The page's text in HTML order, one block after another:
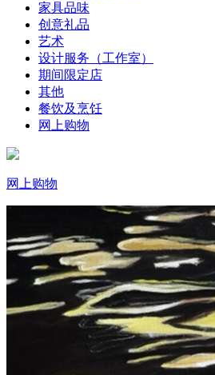
家具品味
创意礼品
艺术
设计服务（工作室）
期间限定店
其他
餐饮及烹饪
网上购物
网上购物